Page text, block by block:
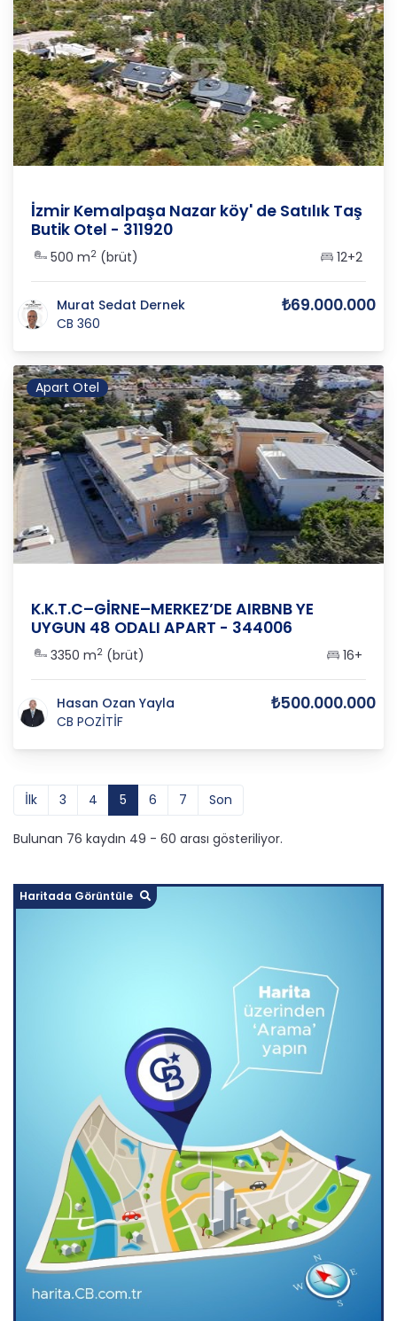
İzmir Kemalpaşa Nazar köy' de Satılık Taş
Butik Otel - 311920
500 m2 (brüt) 12+2
Murat Sedat Dernek
CB 360
₺69.000.000
Apart Otel
K.K.T.C–GİRNE–MERKEZ’DE AIRBNB YE
UYGUN 48 ODALI APART - 344006
3350 m2 (brüt) 16+
Hasan Ozan Yayla
CB POZİTİF
₺500.000.000
İlk 3 4 5 6 7 Son
Bulunan 76 kaydın 49 - 60 arası gösteriliyor.
Haritada Görüntüle